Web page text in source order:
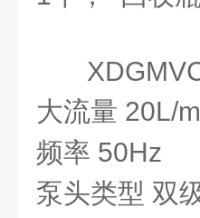
大流量 20L/
频率 50Hz
泵头类型 双